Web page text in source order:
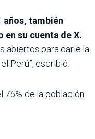
también
su cuenta de X.
abiertos para darle la
Perú”, escribió.
76% de la población